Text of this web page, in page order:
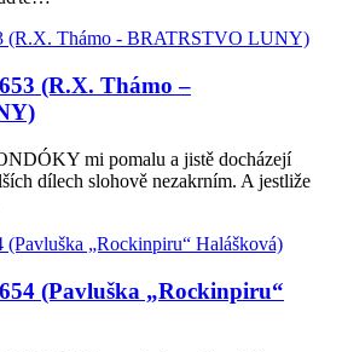
(R.X. Thámo –
mi pomalu a jistě docházejí
dílech slohově nezakrním. A jestliže
(Pavluška „Rockinpiru“